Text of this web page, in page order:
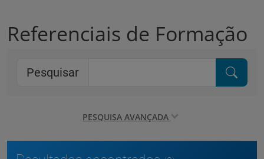
Referenciais de Formação
Pesquisar
PESQUISA AVANÇADA